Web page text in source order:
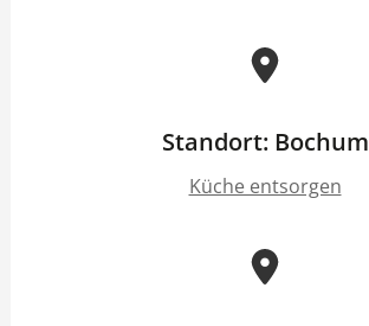
Standort: Bochum
Küche entsorgen